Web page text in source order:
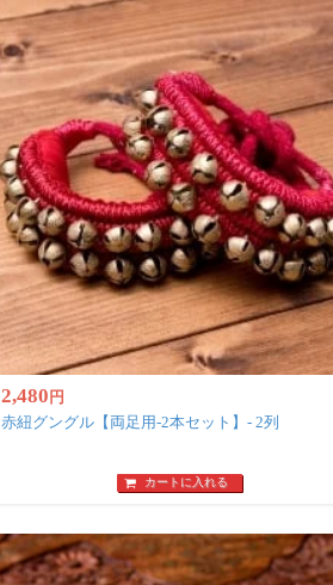
2,480 円
赤紐グングル【両足用-2本セット】- 2列
カートに入れる